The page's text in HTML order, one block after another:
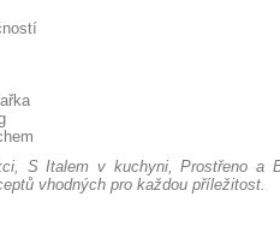
S Italem v kuchyni, Prostřeno a
vhodných pro každou příležitost.